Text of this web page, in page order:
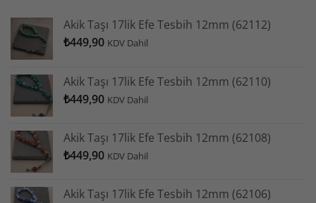
Akik Taşı 17lik Efe Tesbih 12mm (62112)
₺449,90 KDV Dahil
Akik Taşı 17lik Efe Tesbih 12mm (62110)
₺449,90 KDV Dahil
Akik Taşı 17lik Efe Tesbih 12mm (62108)
₺449,90 KDV Dahil
Akik Taşı 17lik Efe Tesbih 12mm (62106)